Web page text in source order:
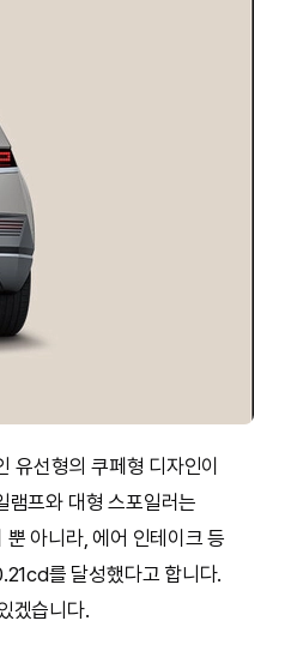
유선형의 쿠페형 디자인이
램프와 대형 스포일러는
아니라, 에어 인테이크 등
를 달성했다고 합니다.
겠습니다.